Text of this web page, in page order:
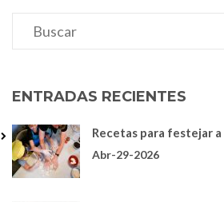
ENTRADAS RECIENTES
Recetas para festejar a
Abr-29-2026